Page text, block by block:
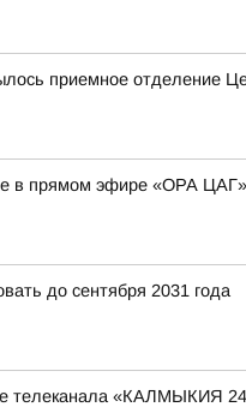
приемное отделение
в прямом эфире «ОРА ЦАГ»
до сентября 2031 года
телеканала «КАЛМЫКИЯ